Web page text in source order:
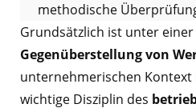
methodische
Grundsätzlich ist unter einer
Gegenüberstellung von
unternehmerischen
wichtige Disziplin des